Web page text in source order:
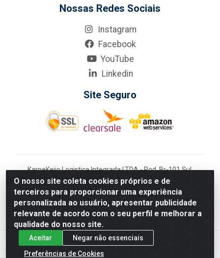
O nosso site coleta cookies próprios e de
terceiros para proporcionar uma experiência
personalizada ao usuário, apresentar publicidade
relevante de acordo com o seu perfil e melhorar a
qualidade do nosso site.
Aceitar
Negar não essenciais
Preferências de Cookies
Nossas Redes Sociais
Instagram
Facebook
YouTube
Linkedin
Site Seguro
KarneKeijo Logistica Integrada LTDA - Rod. Br-101 Sul,
nº3700 - Barro, Recife/PE, 50900-400 CNPJ:
24.150.377/0001-95
Estados atendidos pela KarneKeijo: PE, PB e RN.